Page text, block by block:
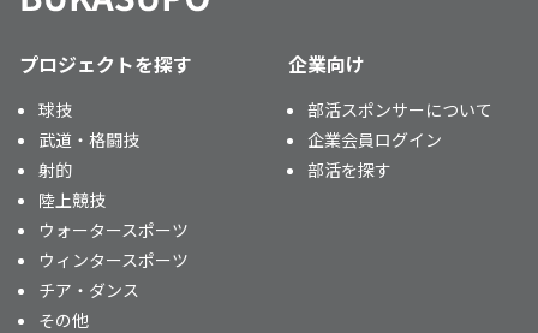
プロジェクトを探す
球技
武道・格闘技
射的
陸上競技
ウォータースポーツ
ウィンタースポーツ
チア・ダンス
その他
企業向け
部活スポンサーについて
企業会員ログイン
部活を探す